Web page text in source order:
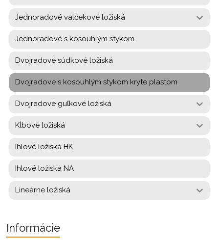
Jednoradové valčekové ložiská
Jednoradové s kosouhlým stykom
Dvojradové súdkové ložiská
Dvojradové s kosouhlým stykom kryte plastom
Dvojradové guľkové ložiská
Kĺbové ložiská
Ihlové ložiská HK
Ihlové ložiská NA
Lineárne ložiská
Informácie